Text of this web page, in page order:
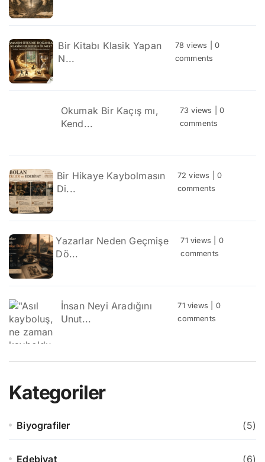
Bir Kitabı Klasik Yapan
N...
78 views |0
comments
Okumak Bir Kaçış mı,
Kend...
73 views |0
comments
Bir Hikaye Kaybolmasın
Di...
72 views |0
comments
Yazarlar Neden Geçmişe
Dö...
71 views
0
comments
İnsan Neyi Aradığını
Unut...
71 views
0
comments
Kategoriler
Biyografiler (5)
Edebiyat (6)